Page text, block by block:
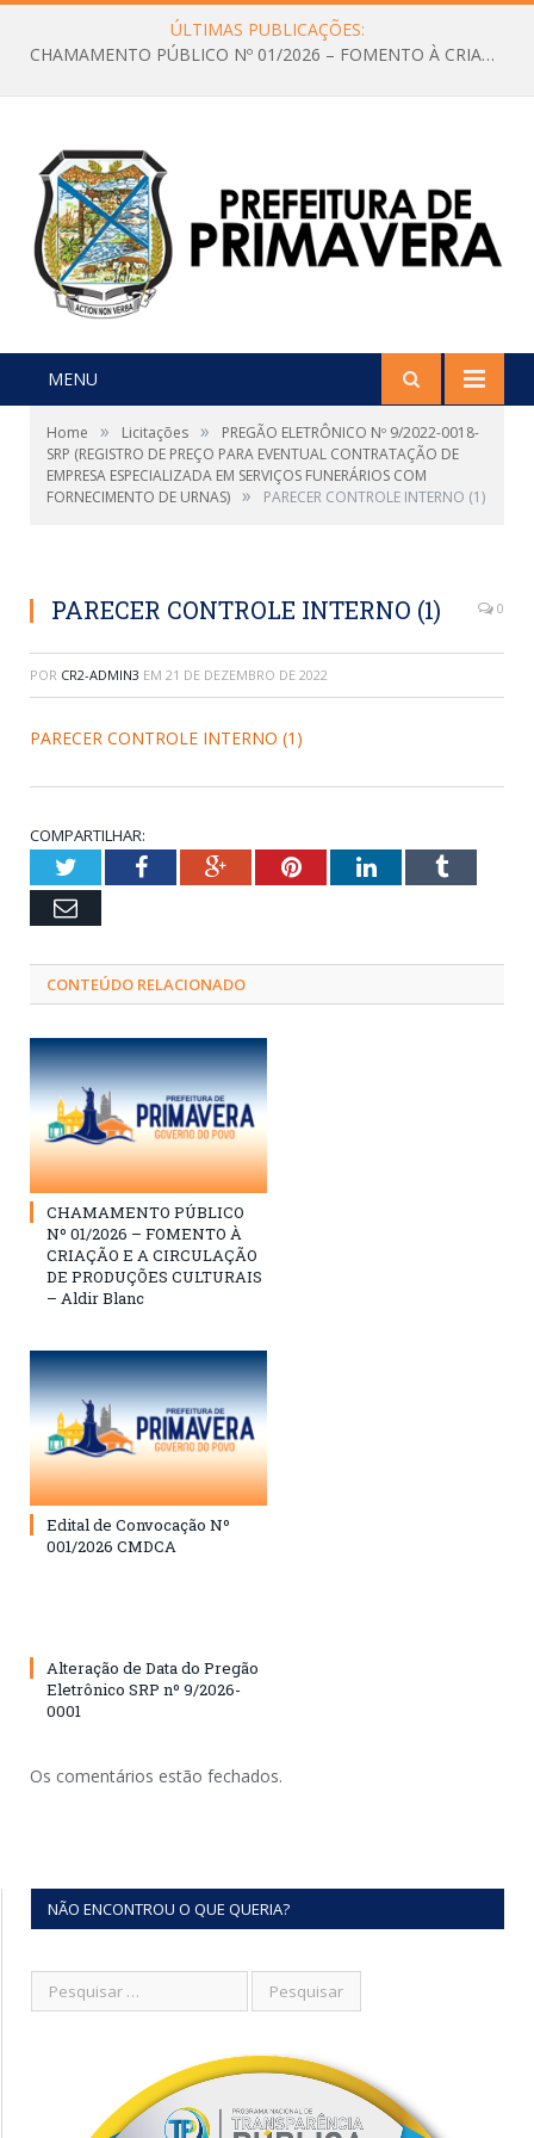
ÚLTIMAS PUBLICAÇÕES:
CHAMAMENTO PÚBLICO Nº 01/2026 – FOMENTO À CRIAÇÃO E A CIRCULAÇÃO DE PRODUÇÕES CULTURAIS – Aldir Blanc
MENU
Home » Licitações »
PREGÃO ELETRÔNICO Nº 9/2022-0018-
SRP (REGISTRO DE PREÇO PARA EVENTUAL CONTRATAÇÃO DE
EMPRESA ESPECIALIZADA EM SERVIÇOS FUNERÁRIOS COM
FORNECIMENTO DE URNAS) » PARECER CONTROLE INTERNO (1)
PARECER CONTROLE INTERNO (1) 0
POR CR2-ADMIN3 EM 21 DE DEZEMBRO DE 2022
PARECER CONTROLE INTERNO (1)
COMPARTILHAR:
TwitterFacebookGoogle+PinterestLinkedInTumblr
Email
CONTEÚDO RELACIONADO
CHAMAMENTO PÚBLICO
Nº 01/2026 – FOMENTO À
CRIAÇÃO E A CIRCULAÇÃO
DE PRODUÇÕES CULTURAIS
– Aldir Blanc
Edital de Convocação Nº
001/2026 CMDCA
Alteração de Data do Pregão
Eletrônico SRP nº 9/2026-
0001
Os comentários estão fechados.
NÃO ENCONTROU O QUE QUERIA?